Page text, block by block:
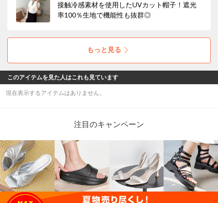
接触冷感素材を使用したUVカット帽子！遮光
率100％生地で機能性も抜群◎
もっと見る
このアイテムを見た人はこれも見ています
現在表示するアイテムはありません。
注目のキャンペーン